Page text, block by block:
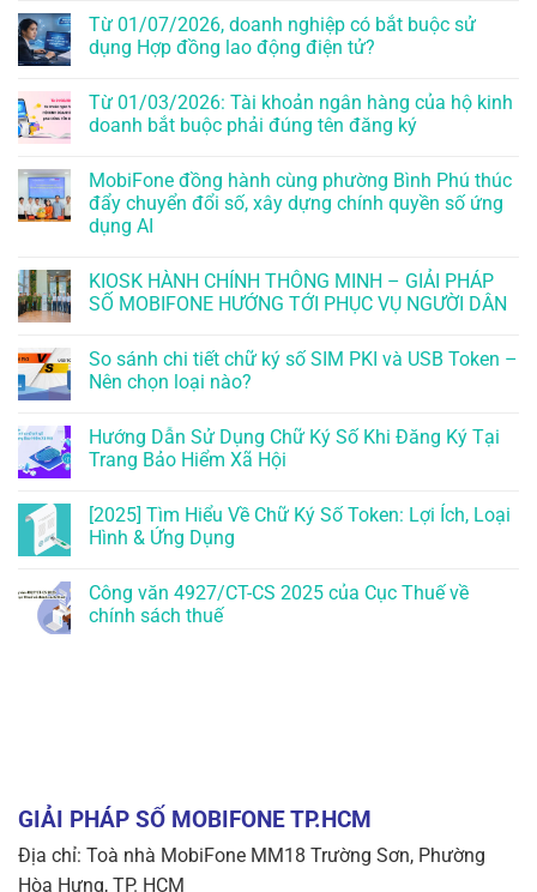
Từ 01/07/2026, doanh nghiệp có bắt buộc sử
dụng Hợp đồng lao động điện tử?
Từ 01/03/2026: Tài khoản ngân hàng của hộ kinh
doanh bắt buộc phải đúng tên đăng ký
MobiFone đồng hành cùng phường Bình Phú thúc
đẩy chuyển đổi số, xây dựng chính quyền số ứng
dụng AI
KIOSK HÀNH CHÍNH THÔNG MINH – GIẢI PHÁP
SỐ MOBIFONE HƯỚNG TỚI PHỤC VỤ NGƯỜI DÂN
So sánh chi tiết chữ ký số SIM PKI và USB Token –
Nên chọn loại nào?
Hướng Dẫn Sử Dụng Chữ Ký Số Khi Đăng Ký Tại
Trang Bảo Hiểm Xã Hội
[2025] Tìm Hiểu Về Chữ Ký Số Token: Lợi Ích, Loại
Hình & Ứng Dụng
Công văn 4927/CT-CS 2025 của Cục Thuế về
chính sách thuế
GIẢI PHÁP SỐ MOBIFONE TP.HCM
Địa chỉ: Toà nhà MobiFone MM18 Trường Sơn, Phường
Hòa Hưng, TP. HCM